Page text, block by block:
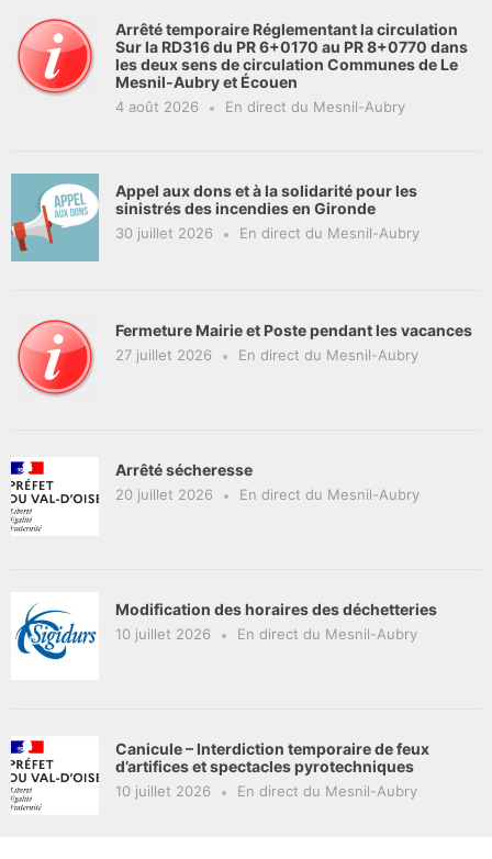
Arrêté temporaire Réglementant la circulation
Sur la RD316 du PR 6+0170 au PR 8+0770 dans
les deux sens de circulation Communes de Le
Mesnil-Aubry et Écouen
4 août 2026 En direct du Mesnil-Aubry
Appel aux dons et à la solidarité pour les
sinistrés des incendies en Gironde
30 juillet 2026 En direct du Mesnil-Aubry
Fermeture Mairie et Poste pendant les vacances
27 juillet 2026 En direct du Mesnil-Aubry
Arrêté sécheresse
20 juillet 2026 En direct du Mesnil-Aubry
Modification des horaires des déchetteries
10 juillet 2026 En direct du Mesnil-Aubry
Canicule – Interdiction temporaire de feux
d’artifices et spectacles pyrotechniques
10 juillet 2026 En direct du Mesnil-Aubry